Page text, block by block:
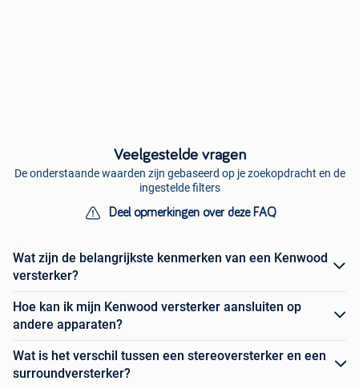
Veelgestelde vragen
De onderstaande waarden zijn gebaseerd op je zoekopdracht en de
ingestelde filters
Deel opmerkingen over deze FAQ
Wat zijn de belangrijkste kenmerken van een Kenwood
versterker?
Hoe kan ik mijn Kenwood versterker aansluiten op
andere apparaten?
Wat is het verschil tussen een stereoversterker en een
surroundversterker?